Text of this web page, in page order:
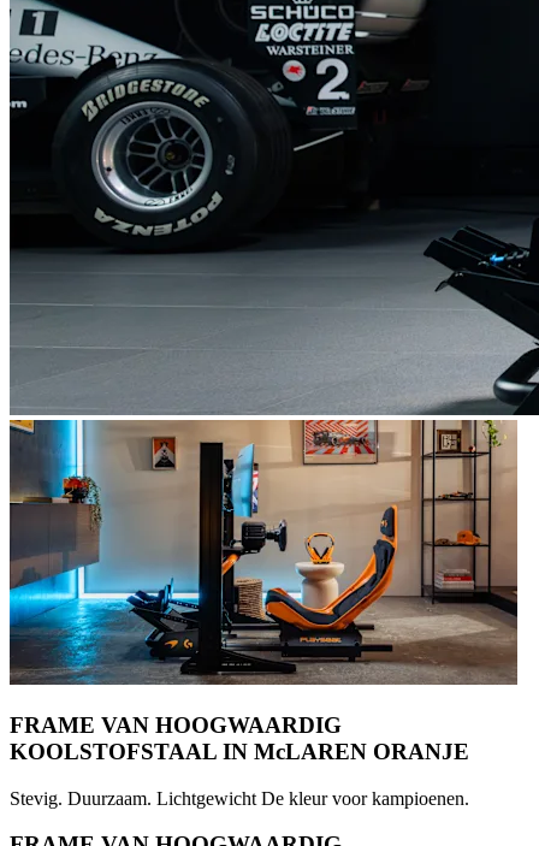
FRAME VAN HOOGWAARDIG
KOOLSTOFSTAAL IN McLAREN ORANJE
Stevig. Duurzaam. Lichtgewicht De kleur voor kampioenen.